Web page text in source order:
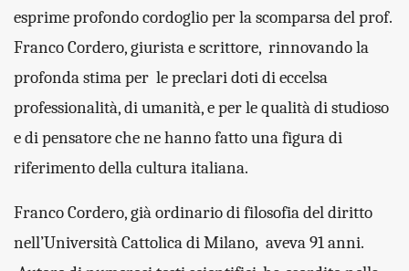
esprime profondo cordoglio per la scomparsa del prof.
Franco Cordero, giurista e scrittore, rinnovando la
profonda stima per le preclari doti di eccelsa
professionalità, di umanità, e per le qualità di studioso
e di pensatore che ne hanno fatto una figura di
riferimento della cultura italiana.
Franco Cordero, già ordinario di filosofia del diritto
nell’Università Cattolica di Milano, aveva 91 anni.